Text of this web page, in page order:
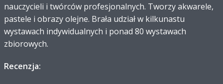
nauczycieli i twórców profesjonalnych. Tworzy akwarele,
pastele i obrazy olejne. Brała udział w kilkunastu
wystawach indywidualnych i ponad 80 wystawach
zbiorowych.
Recenzja: